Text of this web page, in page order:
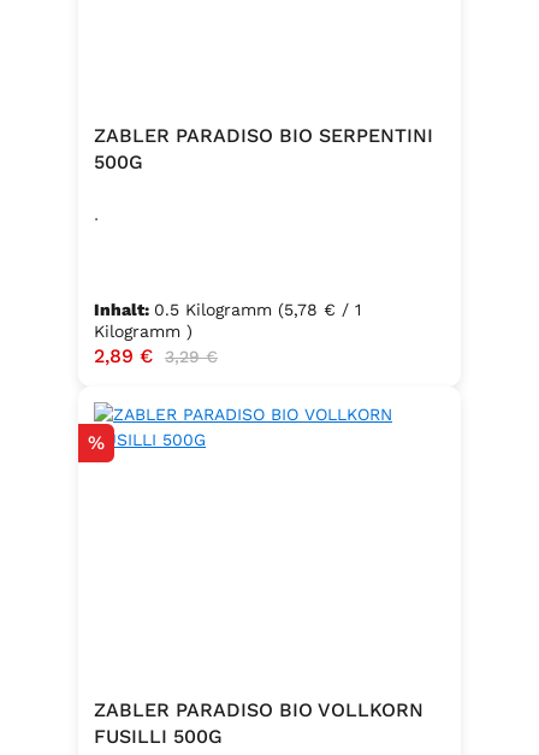
ZABLER PARADISO BIO SERPENTINI
500G
.
Inhalt: 0.5 Kilogramm (5,78 € / 1
Kilogramm )
Verkaufspreis:
2,89 € Regulärer Preis:
3,29 €
Rabatt
%
ZABLER PARADISO BIO VOLLKORN
FUSILLI 500G